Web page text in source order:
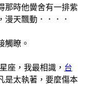
那時他黌舍有一排紫
漫天飄動．．．．
瞭。
，我最相識， 台
是太執著，要麼傷本